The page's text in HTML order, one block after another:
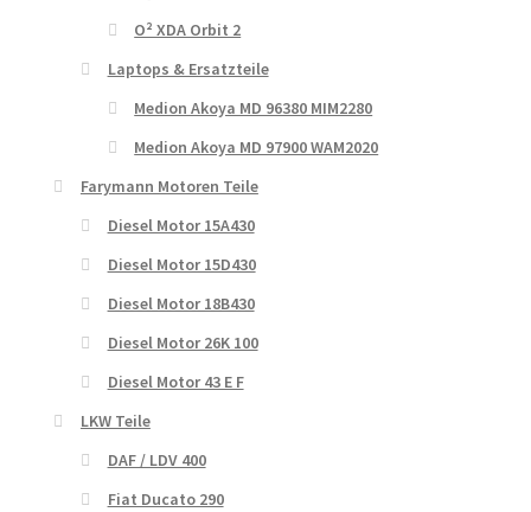
O² XDA Orbit 2
Laptops & Ersatzteile
Medion Akoya MD 96380 MIM2280
Medion Akoya MD 97900 WAM2020
Farymann Motoren Teile
Diesel Motor 15A430
Diesel Motor 15D430
Diesel Motor 18B430
Diesel Motor 26K 100
Diesel Motor 43 E F
LKW Teile
DAF / LDV 400
Fiat Ducato 290